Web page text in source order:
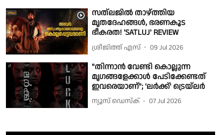
സത്ലജിൽ താഴ്ത്തിയ
മൃതദേഹങ്ങൾ, ഭരണകൂട
ഭീകരത! 'SATLUJ' REVIEW
ശ്രീജിത്ത് എസ് 09 Jul 2026
"തിന്നാൻ വേണ്ടി കൊല്ലുന്ന
മൃഗങ്ങളേക്കാൾ പേടിക്കേണ്ടത്
ഇവരെയാണ്"; 'ലർക്ക്' ട്രെയ്‌ലർ
ന്യൂസ് ഡെസ്ക് 07 Jul 2026